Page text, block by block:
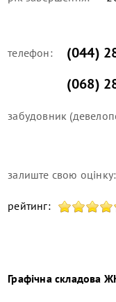
телефон:
(044)
(068)
забудовник
залиште свою оцінку:
рейтинг:
Графічна складова